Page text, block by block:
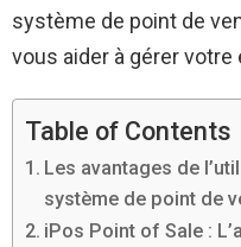
système de point de
vous aider à gérer
Table of Contents
Les avantages de
système de point de
iPos Point of Sale :